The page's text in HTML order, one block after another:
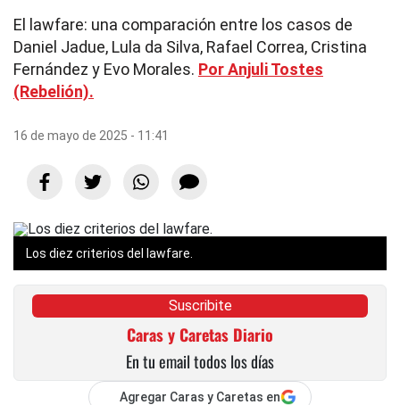
El lawfare: una comparación entre los casos de
Daniel Jadue, Lula da Silva, Rafael Correa, Cristina
Fernández y Evo Morales. Por Anjuli Tostes
(Rebelión).
16 de mayo de 2025 - 11:41
Los diez criterios del lawfare.
Suscribite
Caras y Caretas Diario
En tu email todos los días
Agregar Caras y Caretas en